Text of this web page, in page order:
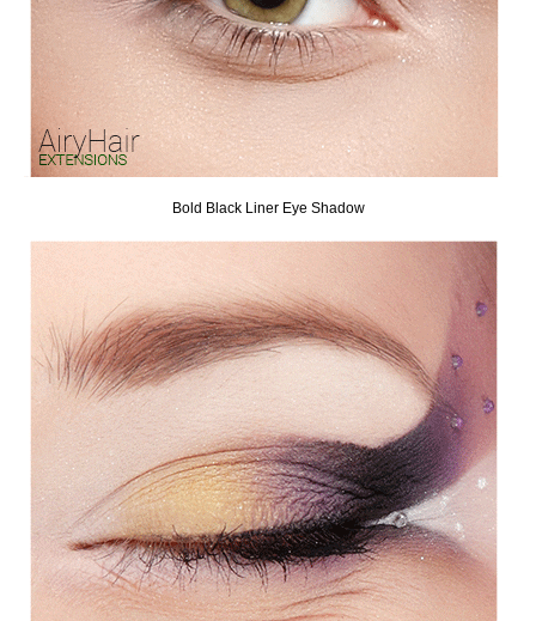
Bold Black Liner Eye Shadow